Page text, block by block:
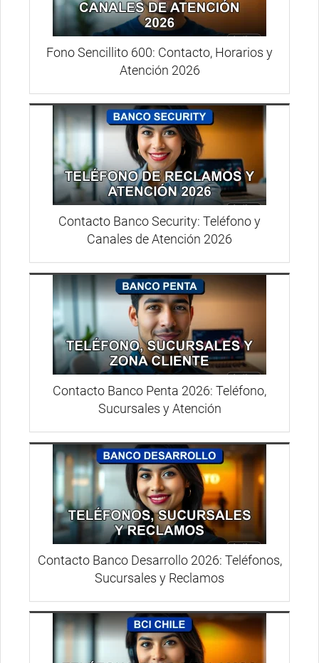
Fono Sencillito 600: Contacto, Horarios y
Atención 2026
Contacto Banco Security: Teléfono y
Canales de Atención 2026
Contacto Banco Penta 2026: Teléfono,
Sucursales y Atención
Contacto Banco Desarrollo 2026: Teléfonos,
Sucursales y Reclamos